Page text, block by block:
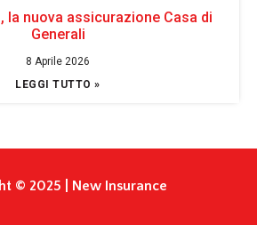
la nuova assicurazione Casa di
Generali
8 Aprile 2026
LEGGI TUTTO »
© 2025 | New Insurance